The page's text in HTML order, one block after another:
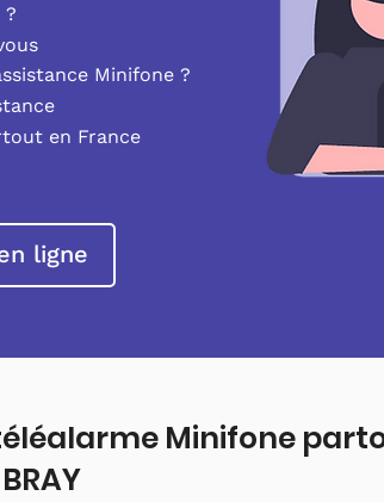
?
Minifone ?
en France
ligne
Minifone